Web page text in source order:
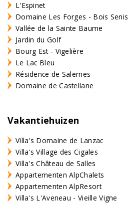
L'Espinet
Domaine Les Forges - Bois Senis
Vallée de la Sainte Baume
Jardin du Golf
Bourg Est - Vigelière
Le Lac Bleu
Résidence de Salernes
Domaine de Castellane
Vakantiehuizen
Villa's Domaine de Lanzac
Villa's Village des Cigales
Villa's Château de Salles
Appartementen AlpChalets
Appartementen AlpResort
Villa's L'Aveneau - Vieille Vigne